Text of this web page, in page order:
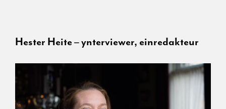
Hester Heite – ynterviewer, einredakteur